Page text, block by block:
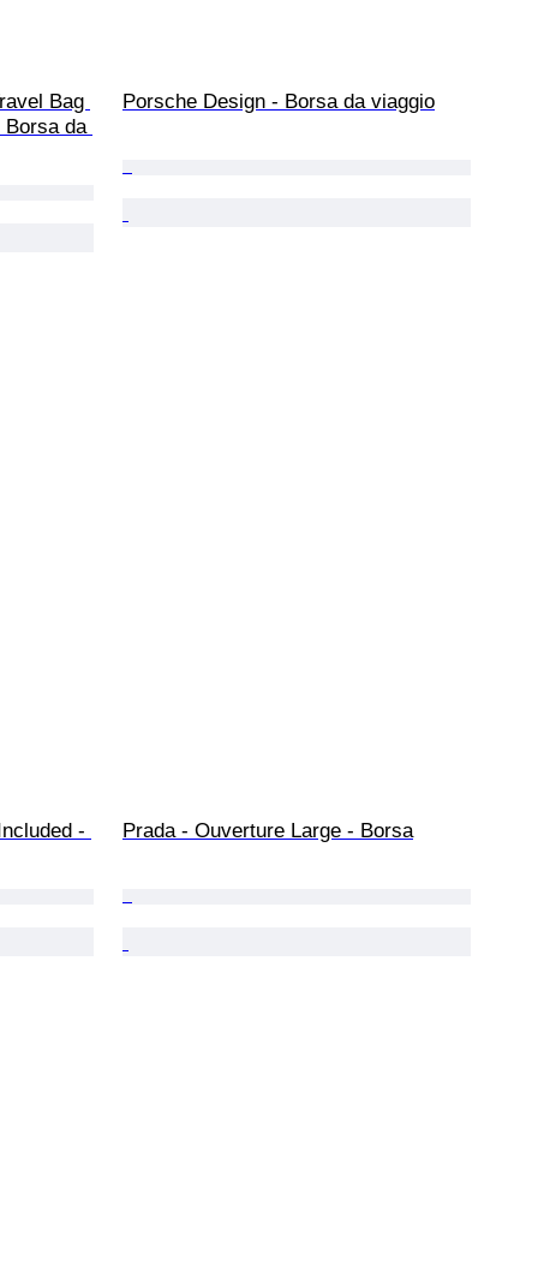
Bag
Borsa da
Porsche Design - Borsa da viaggio
-
Prada - Ouverture Large - Borsa